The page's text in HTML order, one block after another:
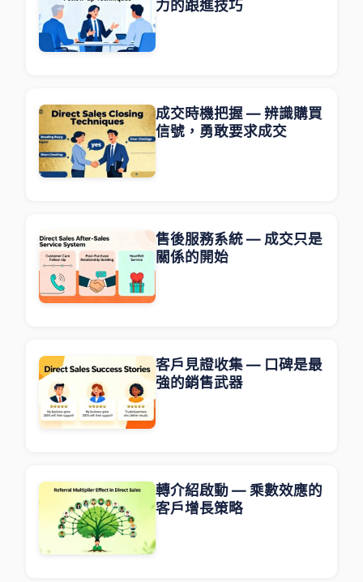
力的跟進技巧
成交時機把握 — 辨識購買
信號，勇敢要求成交
售後服務系統 — 成交只是
關係的開始
客戶見證收集 — 口碑是最
強的銷售武器
轉介紹啟動 — 乘數效應的
客戶增長策略